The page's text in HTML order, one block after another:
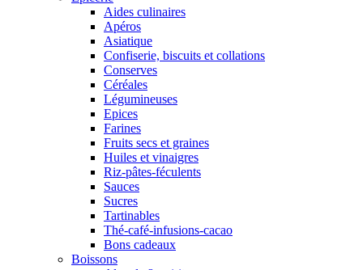
Aides culinaires
Apéros
Asiatique
Confiserie, biscuits et collations
Conserves
Céréales
Légumineuses
Epices
Farines
Fruits secs et graines
Huiles et vinaigres
Riz-pâtes-féculents
Sauces
Sucres
Tartinables
Thé-café-infusions-cacao
Bons cadeaux
Boissons